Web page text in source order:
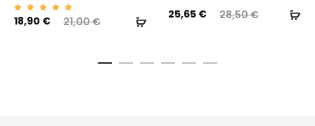
Įvertin
imas:
21,00€
18,90 €
28,50€
25,65 €